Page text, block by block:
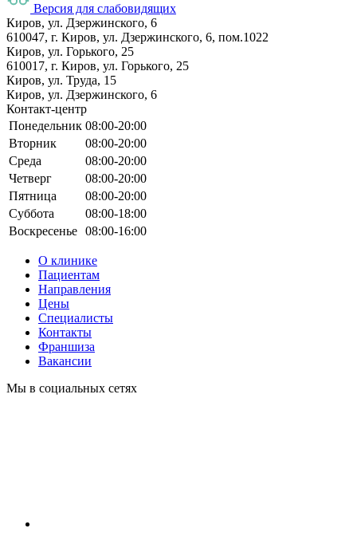
Версия для слабовидящих
Киров, ул. Дзержинского, 6
610047, г. Киров, ул. Дзержинского, 6, пом.1022
Киров, ул. Горького, 25
610017, г. Киров, ул. Горького, 25
Киров, ул. Труда, 15
Киров, ул. Дзержинского, 6
Контакт-центр
Понедельник 08:00-20:00
Вторник
08:00-20:00
Среда
08:00-20:00
Четверг
08:00-20:00
Пятница
08:00-20:00
Суббота
08:00-18:00
Воскресенье 08:00-16:00
О клинике
Пациентам
Направления
Цены
Специалисты
Контакты
Франшиза
Вакансии
Мы в социальных сетях